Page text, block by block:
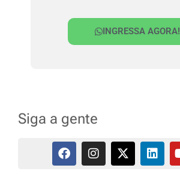
INGRESSA AGORA!
Siga a gente